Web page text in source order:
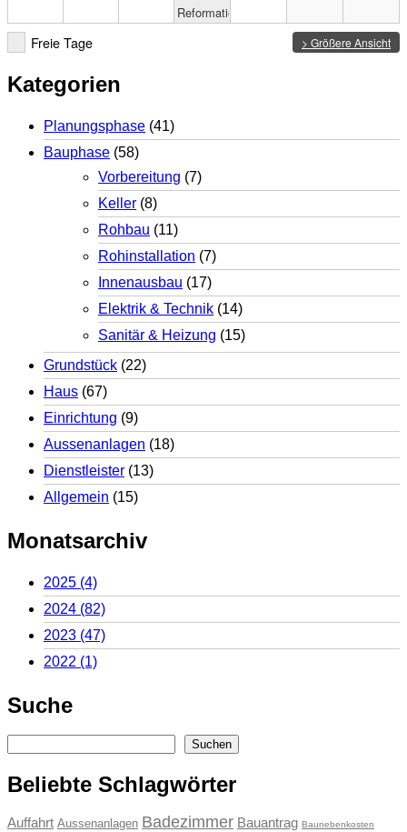
Reformationstag
> Größere Ansicht
Freie Tage
Kategorien
Planungsphase (41)
Bauphase (58)
Vorbereitung (7)
Keller (8)
Rohbau (11)
Rohinstallation (7)
Innenausbau (17)
Elektrik & Technik (14)
Sanitär & Heizung (15)
Grundstück (22)
Haus (67)
Einrichtung (9)
Aussenanlagen (18)
Dienstleister (13)
Allgemein (15)
Monatsarchiv
2025 (4)
2024 (82)
2023 (47)
2022 (1)
Suche
Suchen
Beliebte Schlagwörter
Auffahrt Aussenanlagen Badezimmer Bauantrag Baunebenkosten